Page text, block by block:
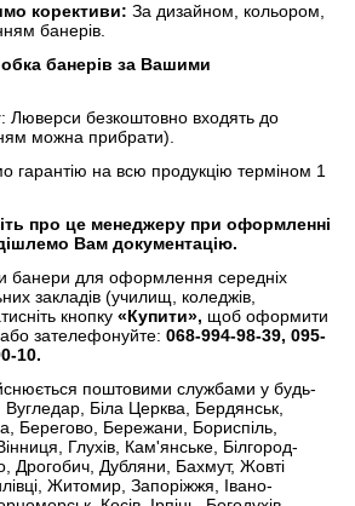
корективи: За дизайном, кольором,
банерів.
банерів за Вашими
: Люверси безкоштовно входять до
можна прибрати).
гарантію на всю продукцію терміном 1
про це менеджеру при оформленні
Вам документацію.
банери для оформлення середніх
закладів (училищ, коледжів,
кнопку «Купити», щоб оформити
зателефонуйте: 068-994-98-39, 095-
10.
поштовими службами у будь-
Вугледар, Біла Церква, Бердянськ,
Берегово, Бережани, Бориспіль,
Глухів, Кам'янське, Білгород-
Дрогобич, Дубляни, Бахмут, Жовті
Житомир, Запоріжжя, Івано-